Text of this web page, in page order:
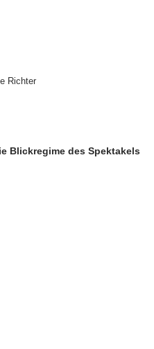
Richter
Blickregime des Spektakels